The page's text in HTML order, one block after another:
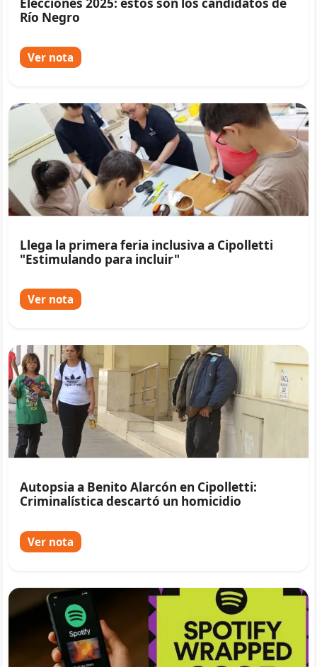
Río Negro
Ver nota
Llega la primera feria inclusiva a Cipolletti
"Estimulando para incluir"
Ver nota
Autopsia a Benito Alarcón en Cipolletti:
Criminalística descartó un homicidio
Ver nota